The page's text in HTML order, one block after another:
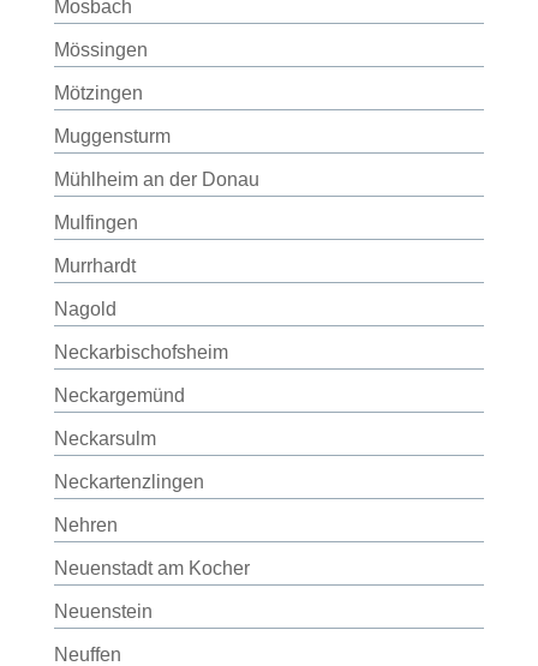
Mosbach
Mössingen
Mötzingen
Muggensturm
Mühlheim an der Donau
Mulfingen
Murrhardt
Nagold
Neckarbischofsheim
Neckargemünd
Neckarsulm
Neckartenzlingen
Nehren
Neuenstadt am Kocher
Neuenstein
Neuffen